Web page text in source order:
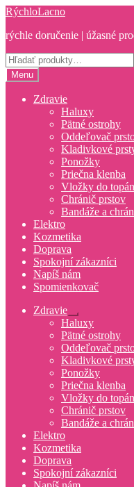
Preskočiť
navigáciu
Preskočiť
obsah
RýchloLacno
rýchle doručenie | úžasné
Hľadať:
Menu
Zdravie
Haluxy
Pätné ostrohy
Oddeľovač
Kladivkové
Ponožky
Priečna klenba
Vložky do
Chránič prstov
Bandáže a
Elektro
Kozmetika
Doprava
Spokojní zákazníci
Napíš nám
Spomienkovač
Zdravie
Rozbaliť
podradené
menu
Haluxy
Pätné ostrohy
Oddeľovač
Kladivkové
Ponožky
Priečna klenba
Vložky do
Chránič prstov
Bandáže a
Elektro
Kozmetika
Doprava
Spokojní zákazníci